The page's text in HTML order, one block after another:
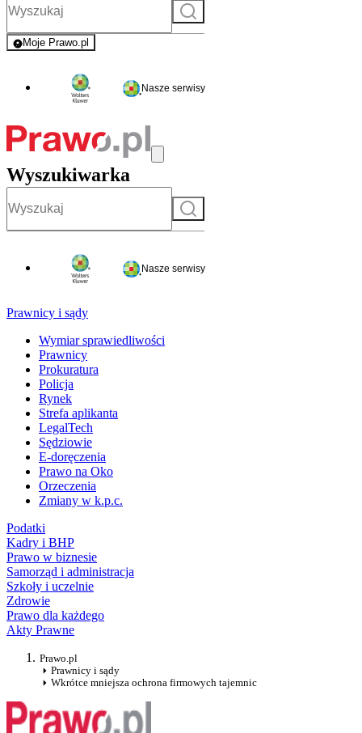
Szukaj
Moje Prawo.pl
- rejestracja i logowanie do serwisu
Nasze serwisy
Wyszukiwarka
Szukaj
Nasze serwisy
Prawnicy i sądy
Wymiar sprawiedliwości
Prawnicy
Prokuratura
Policja
Rynek
Strefa aplikanta
LegalTech
Sędziowie
E-doręczenia
Prawo na Oko
Orzeczenia
Zmiany w k.p.c.
Podatki
Kadry i BHP
Prawo w biznesie
Samorząd i administracja
Szkoły i uczelnie
Zdrowie
Prawo dla każdego
Akty Prawne
Prawo.pl
Prawnicy i sądy
Wkrótce mniejsza ochrona firmowych tajemnic